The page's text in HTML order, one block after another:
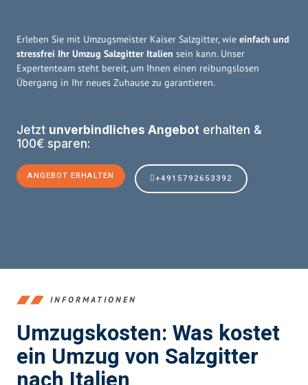
Erleben Sie mit Umzugsmeister Kaiser Salzgitter, wie einfach und
stressfrei Ihr Umzug Salzgitter Italien sein kann. Unser
Expertenteam steht bereit, um Ihnen einen reibungslosen
Übergang in Ihr neues Zuhause zu garantieren.
Jetzt unverbindliches Angebot erhalten &
100€ sparen:
ANGEBOT ERHALTEN +4915792653392
INFORMATIONEN
Umzugskosten: Was kostet
ein Umzug von Salzgitter